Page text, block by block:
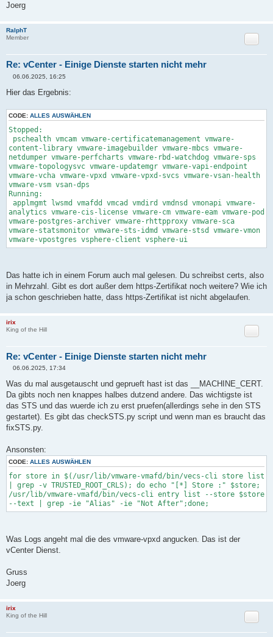
Joerg
RalphT
Member
Re: vCenter - Einige Dienste starten nicht mehr
Zitat
r
a
g
06.06.2025, 16:25
Hier das Ergebnis:
CODE: ALLES AUSWÄHLEN
Stopped:
pschealth vmcam vmware-certificatemanagement vmware-
content-library vmware-imagebuilder vmware-mbcs vmware-
netdumper vmware-perfcharts vmware-rbd-watchdog vmware-sps
vmware-topologysvc vmware-updatemgr vmware-vapi-endpoint
vmware-vcha vmware-vpxd vmware-vpxd-svcs vmware-vsan-health
vmware-vsm vsan-dps
Running:
applmgmt lwsmd vmafdd vmcad vmdird vmdnsd vmonapi vmware-
analytics vmware-cis-license vmware-cm vmware-eam vmware-pod
vmware-postgres-archiver vmware-rhttpproxy vmware-sca
vmware-statsmonitor vmware-sts-idmd vmware-stsd vmware-vmon
vmware-vpostgres vsphere-client vsphere-ui
Das hatte ich in einem Forum auch mal gelesen. Du schreibst certs, also
in Mehrzahl. Gibt es dort außer dem https-Zertifikat noch weitere? Wie ich
ja schon geschrieben hatte, dass https-Zertifikat ist nicht abgelaufen.
irix
King of the Hill
Re: vCenter - Einige Dienste starten nicht mehr
Zitat
e
i
t
a
g
06.06.2025, 17:34
Was du mal ausgetauscht und geprueft hast ist das __MACHINE_CERT.
Da gibts noch nen knappes halbes dutzend andere. Das wichtigste ist
das STS und das wuerde ich zu erst pruefen(allerdings sehe in den STS
gestartet). Es gibt das checkSTS.py script und wenn man es braucht das
fixSTS.py.
Ansonsten:
CODE: ALLES AUSWÄHLEN
for store in $(/usr/lib/vmware-vmafd/bin/vecs-cli store list
| grep -v TRUSTED_ROOT_CRLS); do echo "[*] Store :" $store;
/usr/lib/vmware-vmafd/bin/vecs-cli entry list --store $store
--text | grep -ie "Alias" -ie "Not After";done;
Was Logs angeht mal die des vmware-vpxd angucken. Das ist der
vCenter Dienst.
Gruss
Joerg
irix
King of the Hill
Zitat